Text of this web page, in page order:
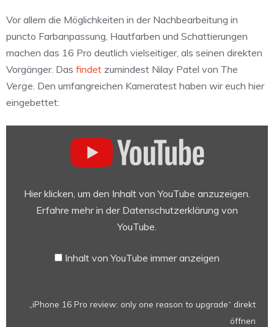
Vor allem die Möglichkeiten in der Nachbearbeitung in
puncto Farbanpassung, Hautfarben und Schattierungen
machen das 16 Pro deutlich vielseitiger, als seinen direkten
Vorgänger. Das findet zumindest Nilay Patel von The
Verge. Den umfangreichen Kameratest haben wir euch hier
eingebettet:
Hier klicken, um den Inhalt von YouTube anzuzeigen.
Erfahre mehr in der Datenschutzerklärung von
YouTube.
Inhalt von YouTube immer anzeigen
„iPhone 16 Pro review: only one reason to upgrade“ direkt
öffnen